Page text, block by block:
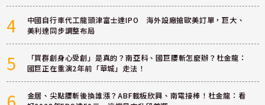
4
中國自行車代工龍頭津富士達IPO 海外設廠搶歐美訂單，巨大、
美利達同步調整布局
5
「買群創身心受創」是真的？南亞科、國巨腰斬怎麼辦？杜金龍：
國巨正在重演2年前「華城」走法！
金居、尖點腰斬後換誰漲？ABF載板欣興、南電接棒！杜金龍：看